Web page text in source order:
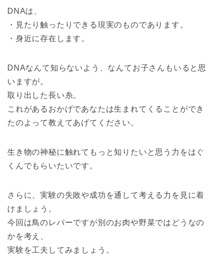
DNAは、
・見たり触ったりできる現実のものであります。
・身近に存在します。
DNAなんて知らないよう、なんてお子さんもいると思
いますが。
取り出した長い糸。
これがあるおかげであなたは生まれてくることができ
たのよって教えてあげてください。
生き物の神秘に触れてもっと知りたいと思う力をはぐ
くんでもらいたいです。
さらに、実験の失敗や成功を通して考える力を見に着
けましょう。
今回は鳥のレバーですが別のお肉や野菜ではどうなの
かを考え、
実験を工夫してみましょう。